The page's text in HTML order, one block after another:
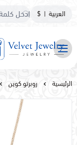
العربية |
$
مجوهرات مخمليه
الرئيسية روبرتو كوين